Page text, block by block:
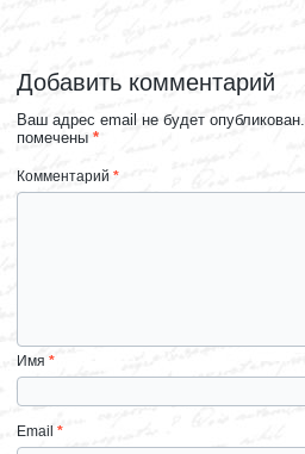
Добавить комментарий
Ваш адрес email не будет опубликован.
помечены*
Комментарий*
Имя*
Email*